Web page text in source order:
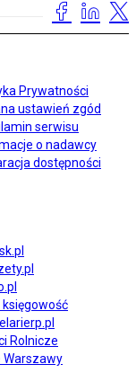
Prywatności
ustawień zgód
serwisu
o nadawcy
dostępności
księgowość
Rolnicze
Warszawy